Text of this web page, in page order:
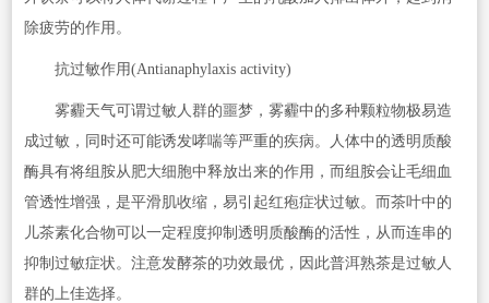
除疲劳的作用。
抗过敏作用(Antianaphylaxis activity)
雾霾天气可谓过敏人群的噩梦，雾霾中的多种颗粒物极易造
成过敏，同时还可能诱发哮喘等严重的疾病。人体中的透明质酸
酶具有将组胺从肥大细胞中释放出来的作用，而组胺会让毛细血
管透性增强，是平滑肌收缩，易引起红疱症状过敏。而茶叶中的
儿茶素化合物可以一定程度抑制透明质酸酶的活性，从而连串的
抑制过敏症状。注意发酵茶的功效最优，因此普洱熟茶是过敏人
群的上佳选择。